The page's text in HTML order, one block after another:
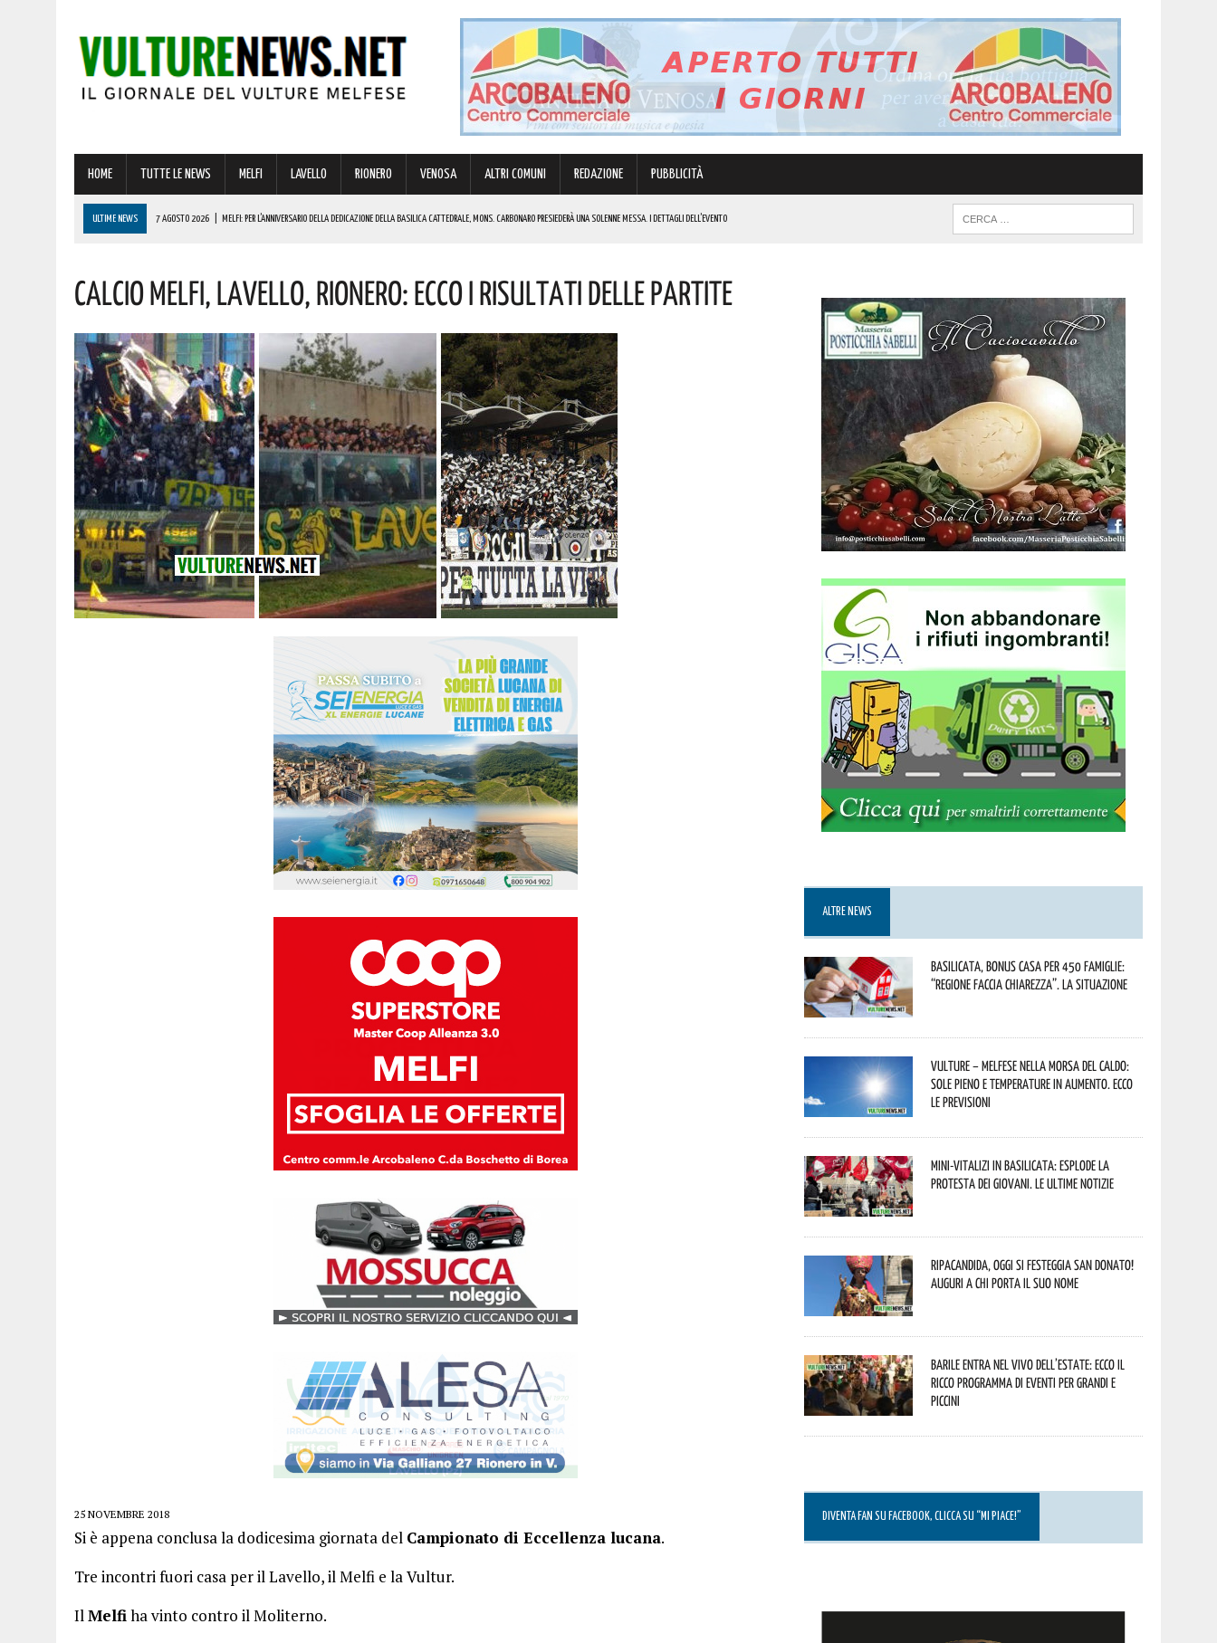
HOME TUTTE LE NEWS MELFI LAVELLO RIONERO VENOSA ALTRI COMUNI REDAZIONE PUBBLICITÀ
ULTIME NEWS 7 AGOSTO 2026 MELFI: PER L’ANNIVERSARIO DELLA DEDICAZIONE DELLA BASILICA CATTEDRALE, MONS. CARBONARO PRESIEDERÀ UNA SOLENNE MESSA. I DETTAGLI DELL’EVENTO
7 AGOSTO 2026 | RIONERO CELEBRA L’AMATISSIMA MADONNA DEL CARMELO: I CONCERTI DEI DIK DIK E DI GABBANI PER IL GRAN FINALE! I DETTAGLI
7 AGOSTO 2026 BENZINA ANNACQUATA E GASOLIO SPORCO, UN IMPIANTO SU CINQUE NON È IN REGOLA: “IL PROBLEMA RIGUARDA L’INTERO TERRITORIO NAZIONALE”! I DETTAGLI
Calcio Melfi, Lavello, Rionero: Ecco I Risultati Delle Partite
25 NOVEMBRE 2018
Si è appena conclusa la dodicesima giornata del Campionato di Eccellenza lucana.
Tre incontri fuori casa per il Lavello, il Melfi e la Vultur.
IlMelfiha vinto contro il Moliterno.
ALTRE NEWS
Basilicata, Bonus casa per 450 famiglie:
“Regione faccia chiarezza”. La situazione
Vulture – melfese nella morsa del caldo:
sole pieno e temperature in aumento. Ecco
le previsioni
Mini-vitalizi in Basilicata: esplode la
protesta dei giovani. Le ultime notizie
Ripacandida, oggi si festeggia San Donato!
Auguri a chi porta il suo nome
Barile entra nel vivo dell’estate: ecco il
ricco programma di eventi per grandi e
piccini
DIVENTA FAN SU FACEBOOK, CLICCA SU “MI PIACE!”